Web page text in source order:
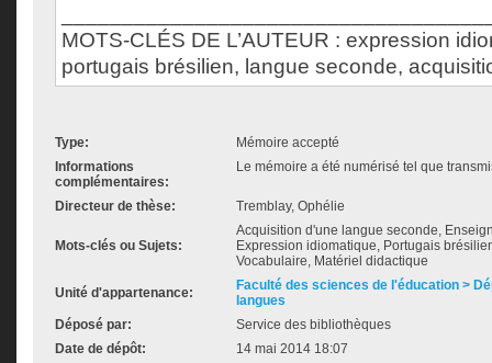
MOTS-CLÉS DE L’AUTEUR : expression
portugais brésilien, langue seconde,
Type:
Mémoire accepté
Informations
complémentaires:
Le mémoire a été numérisé tel que
Directeur de thèse: Tremblay, Ophélie
Mots-clés ou Sujets:
Acquisition d'une langue seconde,
Expression idiomatique, Portugais
Vocabulaire, Matériel didactique
Unité d'appartenance:
Faculté des sciences de l'éducation >
langues
Déposé par:
Service des bibliothèques
Date de dépôt:
14 mai 2014 18:07